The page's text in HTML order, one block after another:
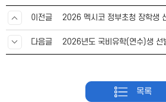
이전글 2026 멕시코 정부초청 장학생
다음글
목록